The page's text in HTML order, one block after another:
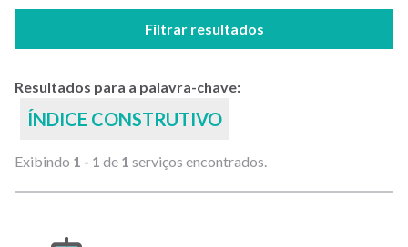
Filtrar resultados
Resultados para a palavra-chave:
ÍNDICE CONSTRUTIVO
Exibindo 1 - 1 de 1 serviços encontrados.